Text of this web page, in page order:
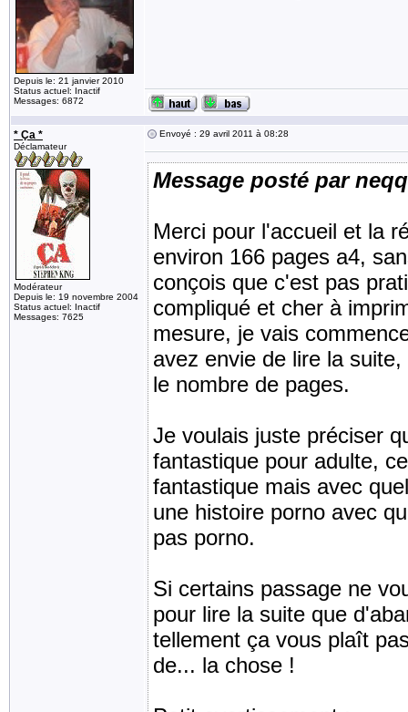
Depuis le: 21 janvier 2010
Status actuel: Inactif
Messages: 6872
* Ça *
Déclamateur
Modérateur
Depuis le: 19 novembre 2004
Status actuel: Inactif
Messages: 7625
Envoyé : 29 avril 2011 à 08:28
Message posté par neqq
Merci pour l'accueil et la
environ 166 pages a4,
conçois que c'est pas
compliqué et cher à
mesure, je vais
avez envie de lire la
le nombre de pages.
Je voulais juste préciser
fantastique pour adulte,
fantastique mais avec
une histoire porno avec
pas porno.
Si certains passage ne
pour lire la suite que
tellement ça vous plaît
de... la chose !